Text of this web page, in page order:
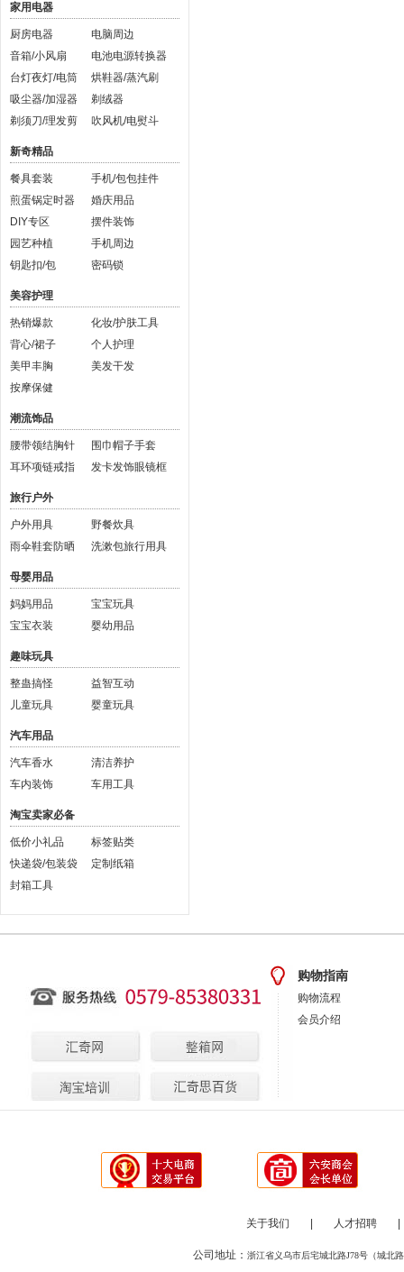
家用电器
厨房电器
电脑周边
音箱/小风扇
电池电源转换器
台灯夜灯/电筒
烘鞋器/蒸汽刷
吸尘器/加湿器
剃绒器
剃须刀/理发剪
吹风机/电熨斗
新奇精品
餐具套装
手机/包包挂件
煎蛋锅定时器
婚庆用品
DIY专区
摆件装饰
园艺种植
手机周边
钥匙扣/包
密码锁
美容护理
热销爆款
化妆/护肤工具
背心/裙子
个人护理
美甲丰胸
美发干发
按摩保健
潮流饰品
腰带领结胸针
围巾帽子手套
耳环项链戒指
发卡发饰眼镜框
旅行户外
户外用具
野餐炊具
雨伞鞋套防晒
洗漱包旅行用具
母婴用品
妈妈用品
宝宝玩具
宝宝衣装
婴幼用品
趣味玩具
整蛊搞怪
益智互动
儿童玩具
婴童玩具
汽车用品
汽车香水
清洁养护
车内装饰
车用工具
淘宝卖家必备
低价小礼品
标签贴类
快递袋/包装袋
定制纸箱
封箱工具
购物指南
购物流程
会员介绍
关于我们 人才招聘
公司地址： 浙江省义乌市后宅城北路J78号（城北